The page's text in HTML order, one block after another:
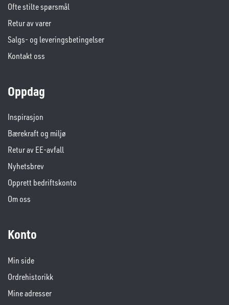
Ofte stilte spørsmål
Retur av varer
Salgs- og leveringsbetingelser
Kontakt oss
Oppdag
Inspirasjon
Bærekraft og miljø
Retur av EE-avfall
Nyhetsbrev
Opprett bedriftskonto
Om oss
Konto
Min side
Ordrehistorikk
Mine adresser